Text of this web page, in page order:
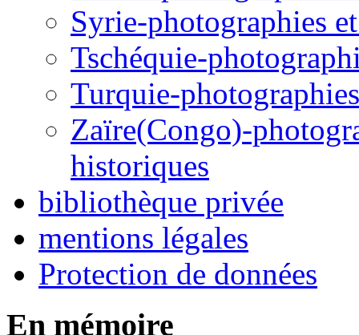
Syrie-photographies
Tschéquie-
Turquie-
Zaïre(Congo)-
historiques
bibliothèque privée
mentions légales
Protection de données
En mémoire